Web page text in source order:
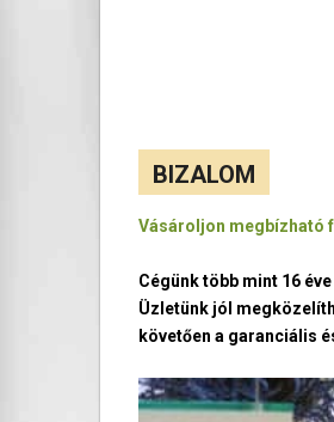
BIZALOM
Vásároljon megbízható
Cégünk több mint 16
Üzletünk jól
követően a garanciális